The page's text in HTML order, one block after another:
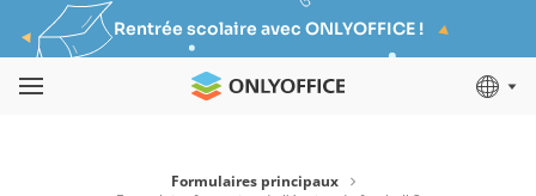
Rentrée scolaire avec ONLYOFFICE !
Formulaires principaux